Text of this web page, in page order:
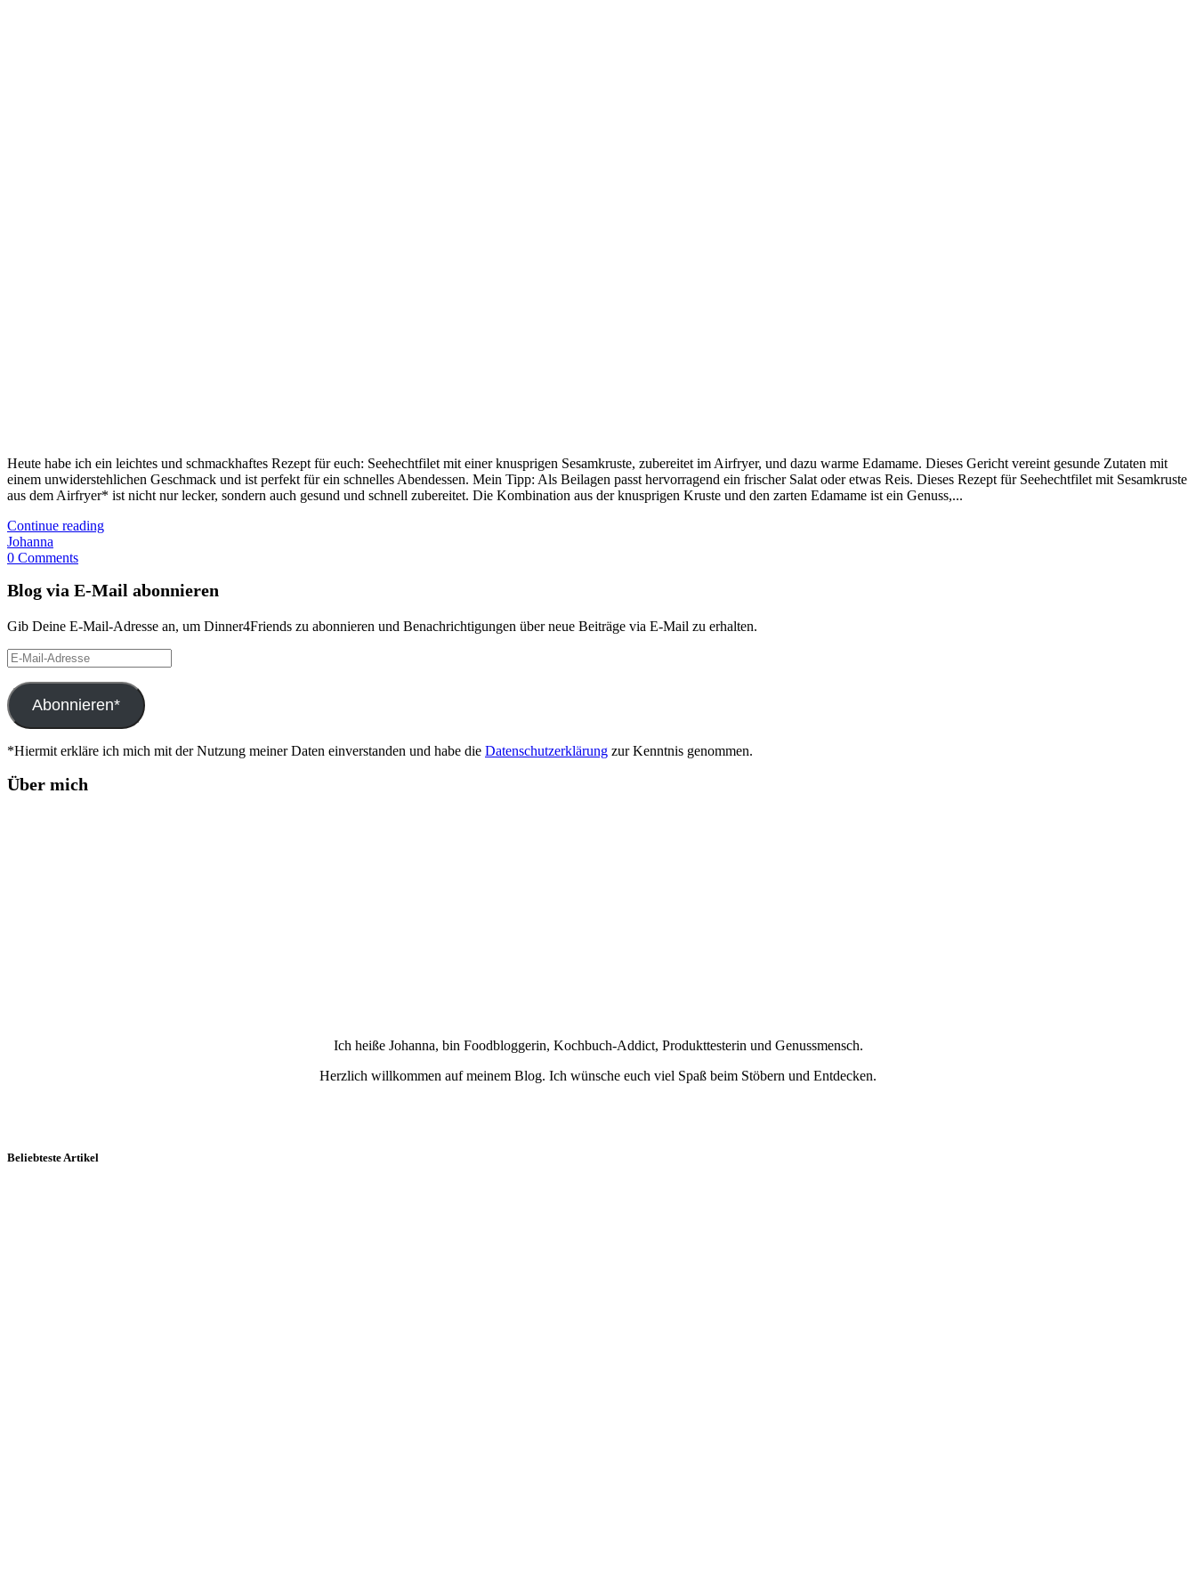
Heute habe ich ein leichtes und schmackhaftes Rezept für euch: Seehechtfilet mit einer knusprigen Sesamkruste, zubereitet im Airfryer, und dazu warme Edamame. Dieses Gericht vereint gesunde Zutaten mit
einem unwiderstehlichen Geschmack und ist perfekt für ein schnelles Abendessen. Mein Tipp: Als Beilagen passt hervorragend ein frischer Salat oder etwas Reis. Dieses Rezept für Seehechtfilet mit Sesamkruste
aus dem Airfryer* ist nicht nur lecker, sondern auch gesund und schnell zubereitet. Die Kombination aus der knusprigen Kruste und den zarten Edamame ist ein Genuss,...
Continue reading
Johanna
0 Comments
Blog via E-Mail abonnieren
Gib Deine E-Mail-Adresse an, um Dinner4Friends zu abonnieren und Benachrichtigungen über neue Beiträge via E-Mail zu erhalten.
E-
Mail-
Adresse
Abonnieren*
*Hiermit erkläre ich mich mit der Nutzung meiner Daten einverstanden und habe die Datenschutzerklärung zur Kenntnis genommen.
Über mich
Ich heiße Johanna, bin Foodbloggerin, Kochbuch-Addict, Produkttesterin und Genussmensch.
Herzlich willkommen auf meinem Blog. Ich wünsche euch viel Spaß beim Stöbern und Entdecken.
Beliebteste Artikel